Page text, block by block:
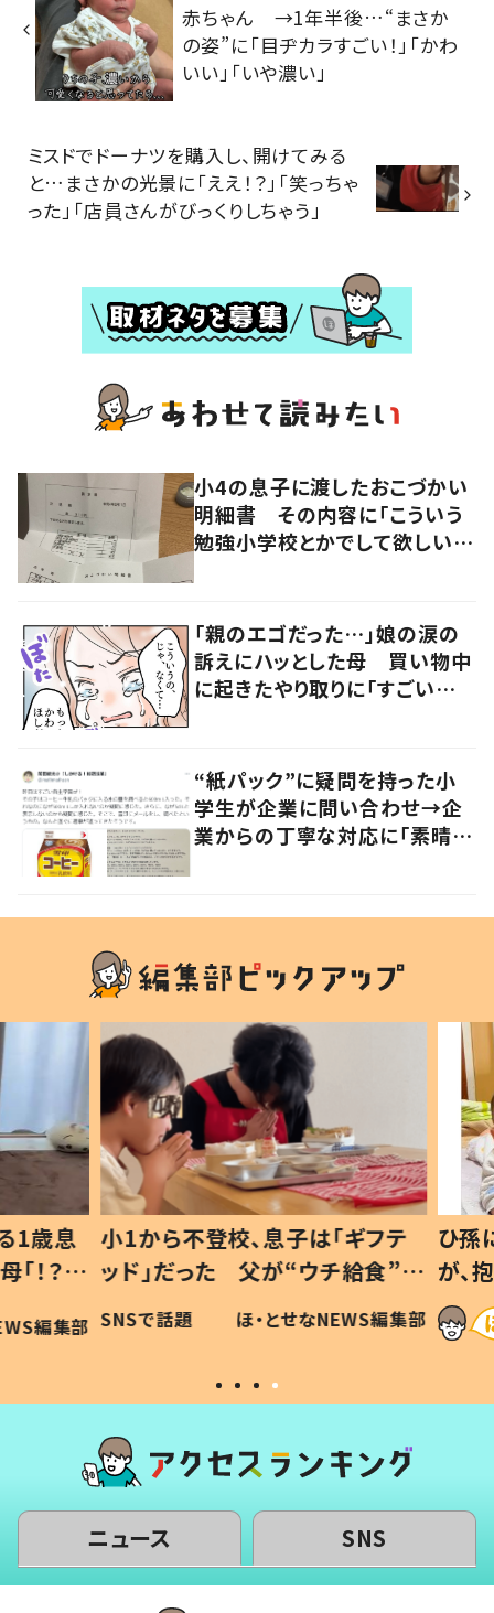
赤ちゃん →1年半後…“まさか
の姿”に「目ヂカラすごい！」「かわ
いい」「いや濃い」
ミスドでドーナツを購入し、開けてみる
と…まさかの光景に「ええ！？」「笑っちゃ
った」「店員さんがびっくりしちゃう」
小4の息子に渡したおこづかい
明細書 その内容に「こういう
勉強小学校とかでして欲しい」
「親のエゴだった…」娘の涙の
訴えにハッとした母 買い物中
に起きたやり取りに「すごい分
“紙パック”に疑問を持った小
学生が企業に問い合わせ→企
業からの丁寧な対応に「素晴ら
歳息
？」
編集部
小1から不登校、息子は「ギフテ
ッド」だった 父が“ウチ給食”を
作り続ける理由とは #令和の親
#令和の子
SNSで話題 ほ・とせなNEWS編集部
ひ孫
が、抱
「涙が
い」
ニュース SNS